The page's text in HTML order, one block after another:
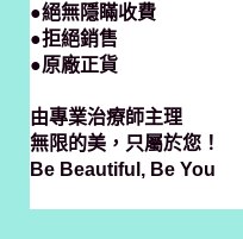
●絕無隱瞞收費
●拒絕銷售
●原廠正貨
由專業治療師主理
無限的美，只屬於您！
Be Beautiful, Be You